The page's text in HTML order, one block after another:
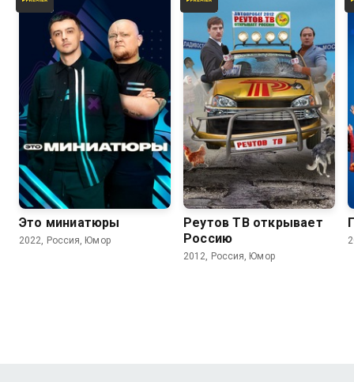
6.6
Это миниатюры
2022, Россия, Юмор
Реутов ТВ открывает
Россию
2012, Россия, Юмор